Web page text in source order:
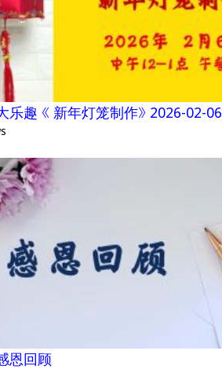
乐趣 《 新年灯笼制作》 2026-02-06
恩回顾